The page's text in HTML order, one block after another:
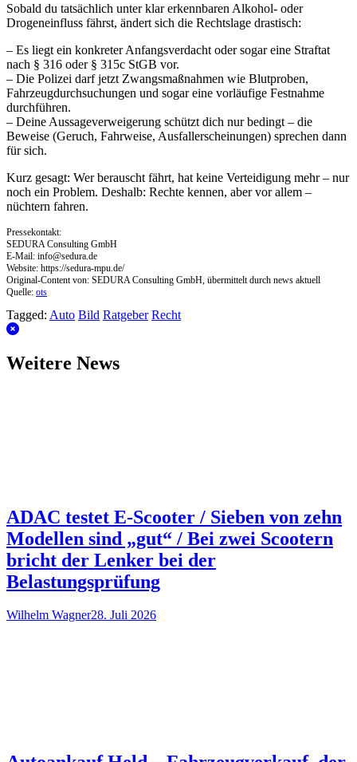
Sobald du tatsächlich unter klar erkennbaren Alkohol- oder
Drogeneinfluss fährst, ändert sich die Rechtslage drastisch:
– Es liegt ein konkreter Anfangsverdacht oder sogar eine Straftat
nach § 316 oder § 315c StGB vor.
– Die Polizei darf jetzt Zwangsmaßnahmen wie Blutproben,
Fahrzeugdurchsuchungen und sogar eine vorläufige Festnahme
durchführen.
– Deine Aussageverweigerung schützt dich nur bedingt – die
Beweise (Geruch, Fahrweise, Ausfallerscheinungen) sprechen dann
für sich.
Kurz gesagt: Wer berauscht fährt, hat keine Verteidigung mehr – nur
noch ein Problem. Deshalb: Rechte kennen, aber vor allem –
nüchtern fahren.
Pressekontakt:
SEDURA Consulting GmbH
E-Mail: info@sedura.de
Website: https://sedura-mpu.de/
Original-Content von: SEDURA Consulting GmbH, übermittelt durch news aktuell
Quelle: ots
Tagged: Auto Bild Ratgeber Recht
Weitere News
ADAC testet E-Scooter / Sieben von zehn
Modellen sind „gut“ / Bei zwei Scootern
bricht der Lenker bei der
Belastungsprüfung
Wilhelm Wagner28. Juli 2026